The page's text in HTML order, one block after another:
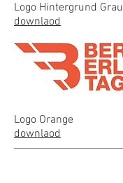
Logo Hintergrund Grau
downlaod
Logo Orange
downlaod